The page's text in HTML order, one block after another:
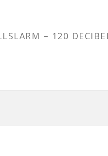
– 120